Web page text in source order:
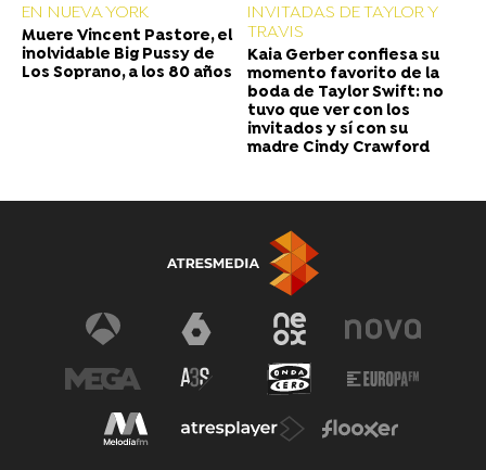
EN NUEVA YORK
Muere Vincent Pastore, el
inolvidable Big Pussy de
Los Soprano, a los 80 años
INVITADAS DE TAYLOR Y
TRAVIS
Kaia Gerber confiesa su
momento favorito de la
boda de Taylor Swift: no
tuvo que ver con los
invitados y sí con su
madre Cindy Crawford